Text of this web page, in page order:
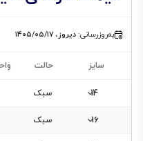
به‌روزرسانی:دیروز، ۱۴۰۵/۰۵/۱۷
سایز حالت
14 سبک
16 سبک